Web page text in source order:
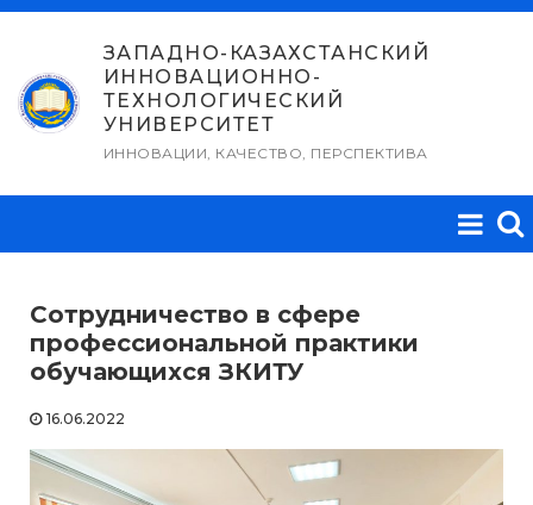
Перейти
содержимому
ЗАПАДНО-КАЗАХСТАНСКИЙ
ИННОВАЦИОННО-
ТЕХНОЛОГИЧЕСКИЙ
УНИВЕРСИТЕТ
ИННОВАЦИИ, КАЧЕСТВО, ПЕРСПЕКТИВА
Сотрудничество в сфере
профессиональной практики
обучающихся ЗКИТУ
16.06.2022